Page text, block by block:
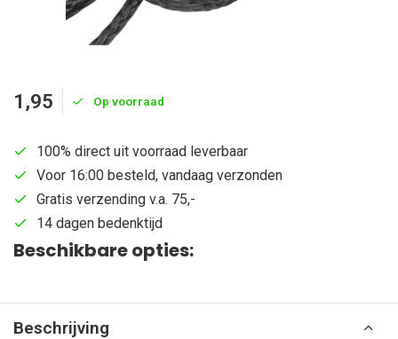
1,95 Op voorraad
100% direct uit voorraad leverbaar
Voor 16:00 besteld, vandaag verzonden
Gratis verzending v.a. 75,-
14 dagen bedenktijd
Beschikbare opties:
Beschrijving